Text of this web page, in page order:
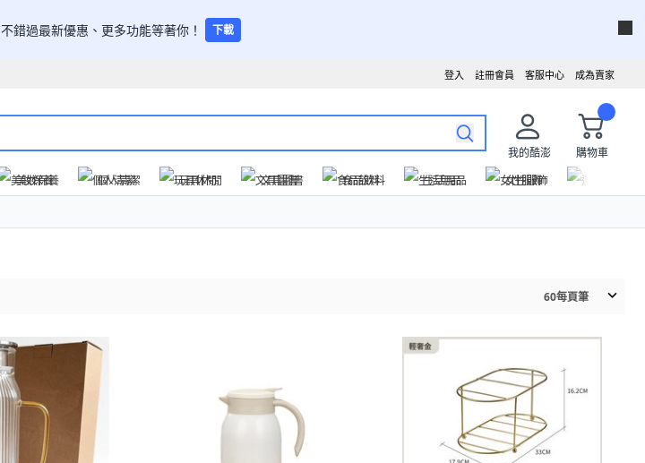
不錯過最新優惠、更多功能等著你！ 下載
成為賣家
客服中心
註冊會員
登入
我的酷澎
購物車
美妝保養 個人清潔 玩具休閒 文具圖書 食品飲料 生活用品 女性服飾
60每頁筆